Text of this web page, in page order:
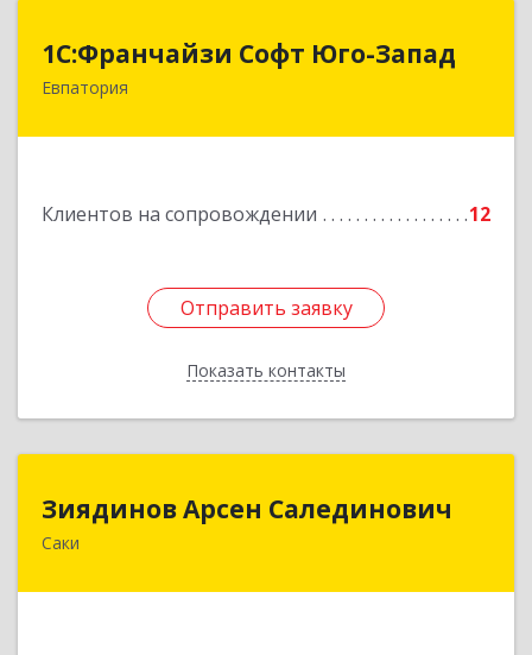
1С:Франчайзи Софт Юго-Запад
Евпатория
Клиентов на сопровождении 12
Отправить заявку
Показать контакты
1С:Франчайзи Софт Юго-Запад
297407, Крым Респ, Евпатория г, Победы пр-кт,
Отправить заявку
Назад
Зиядинов Арсен Салединович
Саки